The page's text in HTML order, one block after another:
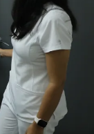
FAS
y deja
albergar su